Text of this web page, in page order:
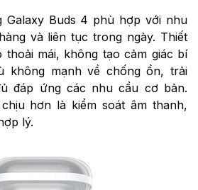
Galaxy Buds 4 phù hợp với nhu
và liên tục trong ngày. Thiết
thoải mái, không tạo cảm giác bí
không mạnh về chống ồn, trải
đáp ứng các nhu cầu cơ bản.
hơn là kiểm soát âm thanh,
lý.